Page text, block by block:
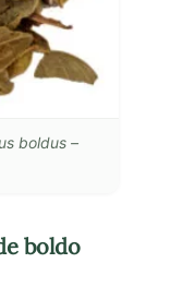
boldus –
boldo